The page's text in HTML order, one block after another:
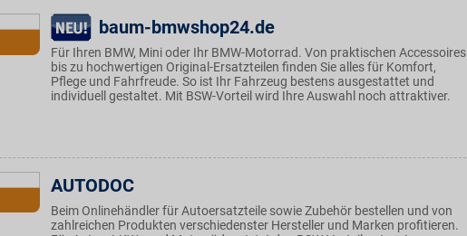
baum-bmwshop24.de
Für Ihren BMW, Mini oder Ihr BMW-Motorrad. Von praktischen Accessoires
bis zu hochwertigen Original-Ersatzteilen finden Sie alles für Komfort,
Pflege und Fahrfreude. So ist Ihr Fahrzeug bestens ausgestattet und
individuell gestaltet. Mit BSW-Vorteil wird Ihre Auswahl noch attraktiver.
AUTODOC
Beim Onlinehändler für Autoersatzteile sowie Zubehör bestellen und von
zahlreichen Produkten verschiedenster Hersteller und Marken profitieren.